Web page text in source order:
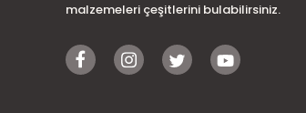
malzemeleri çeşitlerini bulabilirsiniz.